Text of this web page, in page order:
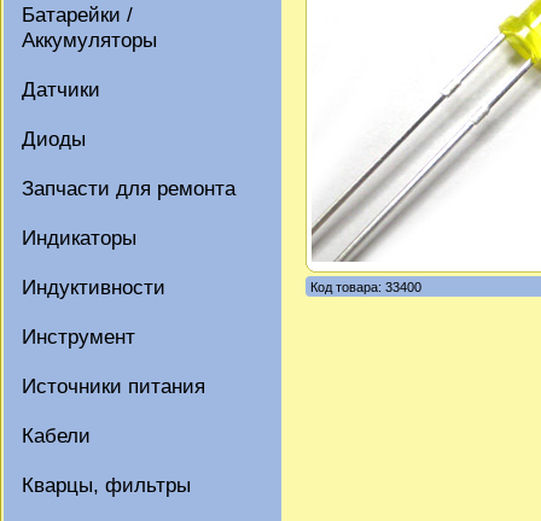
Батарейки /
Аккумуляторы
Датчики
Диоды
Запчасти для ремонта
Индикаторы
Индуктивности
Инструмент
Источники питания
Кабели
Кварцы, фильтры
Код товара: 33400